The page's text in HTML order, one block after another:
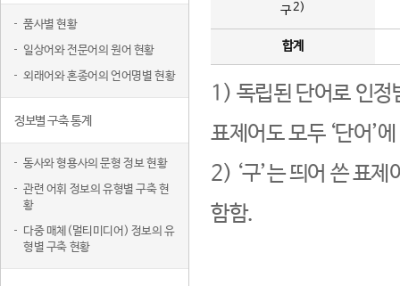
품사별 현황
일상어와 전문어의 원어 현황
외래어와 혼종어의 언어명별 현황
정보별 구축 통계
동사와 형용사의 문형 정보 현황
관련 어휘 정보의 유형별 구축 현
황
다중 매체(멀티미디어) 정보의 유
형별 구축 현황
구2)
합계
1) 독립된 단어로 인정
표제어도 모두 ‘단어’
2) ‘구’는 띄어 쓴 표
함함.